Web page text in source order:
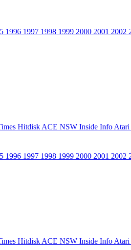
1996 1997 1998 1999 2000 2001 2002
Hitdisk ACE NSW Inside Info Atari
1996 1997 1998 1999 2000 2001 2002
Hitdisk ACE NSW Inside Info Atari